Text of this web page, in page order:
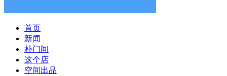
首页
新闻
朴门间
这个店
空间出品